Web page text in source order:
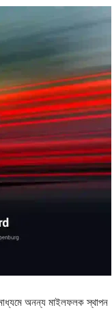
মাধ্যমে অনন্য মাইলফলক স্থাপন